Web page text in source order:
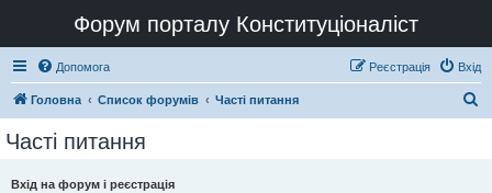
Форум порталу Конституціоналіст
Допомога Вхід
Реєстрація
Головна Список форумів Часті питання
Часті питання
Вхід на форум і реєстрація